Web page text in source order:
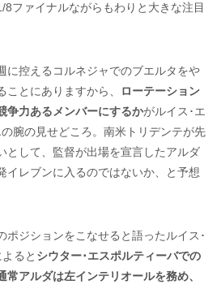
8ファイナルながらもわりと大きな注目
に控えるコルネジャでのブエルタをや
とにありますから、
ローテーション
争力あるメンバーにするかがルイス･エ
腕の見せどころ。南米トリデンテが先
として、監督が出場を宣言したアルダ
イレブンに入るのではないか、と予想
ポジションをこなせると語ったルイス･
ると シウター･エスポルティーバでの
アルダは左インテリオールを務め、